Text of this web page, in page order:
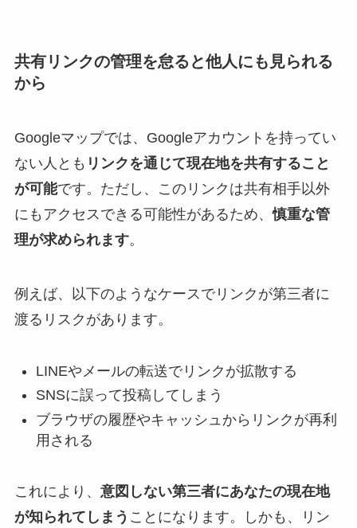
共有リンクの管理を怠ると他人にも見られる
から
Googleマップでは、Googleアカウントを持ってい
ない人とも リンクを通じて現在地を共有すること
が可能です。ただし、このリンクは共有相手以外
にもアクセスできる可能性があるため、慎重な管
理が求められます。
例えば、以下のようなケースでリンクが第三者に
渡るリスクがあります。
LINEやメールの転送でリンクが拡散する
SNSに誤って投稿してしまう
ブラウザの履歴やキャッシュからリンクが再利
用される
これにより、 意図しない第三者にあなたの現在地
が知られてしまう ことになります。しかも、リン